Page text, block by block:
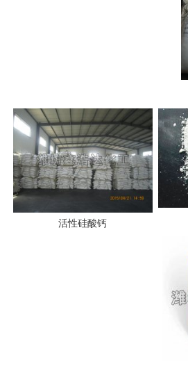
活性硅酸钙